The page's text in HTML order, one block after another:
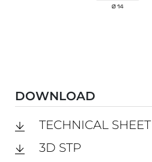
DOWNLOAD
TECHNICAL SHEET
3D STP